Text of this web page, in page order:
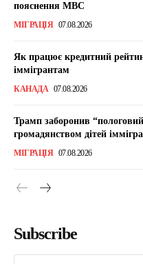
пояснення МВС
МІГРАЦІЯ 07.08.2026
Як працює кредитний
іммігрантам
КАНАДА 07.08.2026
Трамп заборонив
громадянством дітей
МІГРАЦІЯ 07.08.2026
Subscribe